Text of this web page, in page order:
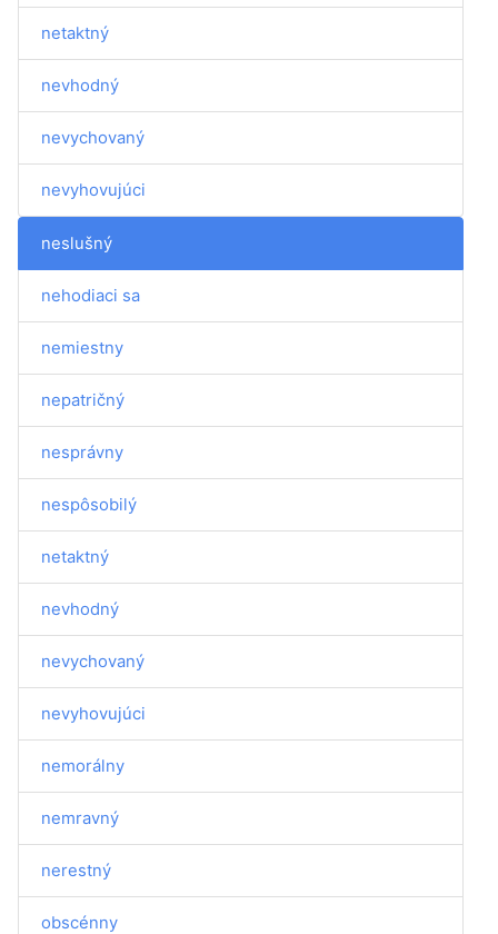
netaktný
nevhodný
nevychovaný
nevyhovujúci
neslušný
nehodiaci sa
nemiestny
nepatričný
nesprávny
nespôsobilý
netaktný
nevhodný
nevychovaný
nevyhovujúci
nemorálny
nemravný
nerestný
obscénny